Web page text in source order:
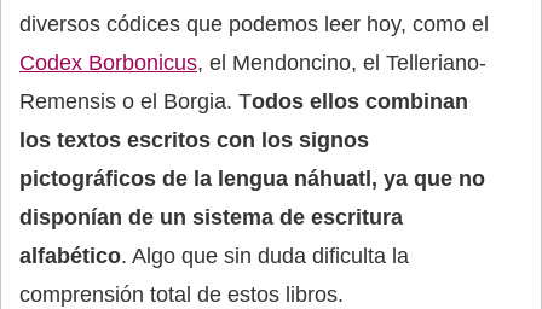
diversos códices que podemos leer hoy, como el
Codex Borbonicus, el Mendoncino, el Telleriano-
Remensis o el Borgia. Todos ellos combinan
los textos escritos con los signos
pictográficos de la lengua náhuatl, ya que no
disponían de un sistema de escritura
alfabético. Algo que sin duda dificulta la
comprensión total de estos libros.